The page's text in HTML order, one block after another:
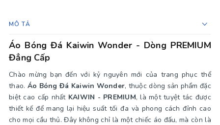
MÔ TẢ
Áo Bóng Đá Kaiwin Wonder - Dòng PREMIUM
Đẳng Cấp
Chào mừng bạn đến với kỷ nguyên mới của trang phục thể
thao. Áo Bóng Đá Kaiwin Wonder, thuộc dòng sản phẩm đặc
biệt cao cấp nhất KAIWIN - PREMIUM, là một tuyệt tác được
thiết kế để mang lại hiệu suất tối đa và phong cách đỉnh cao
cho mọi cầu thủ. Đây không chỉ là một chiếc áo đấu, mà còn là